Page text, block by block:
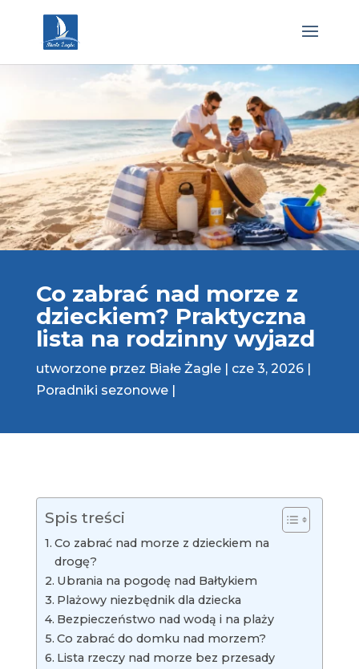
Co zabrać nad morze z
dzieckiem? Praktyczna
lista na rodzinny wyjazd
utworzone przez Białe Żagle
cze 3, 2026
Poradniki sezonowe
Spis treści
Co zabrać nad morze z dzieckiem na
drogę?
Ubrania na pogodę nad Bałtykiem
Plażowy niezbędnik dla dziecka
Bezpieczeństwo nad wodą i na plaży
Co zabrać do domku nad morzem?
Lista rzeczy nad morze bez przesady